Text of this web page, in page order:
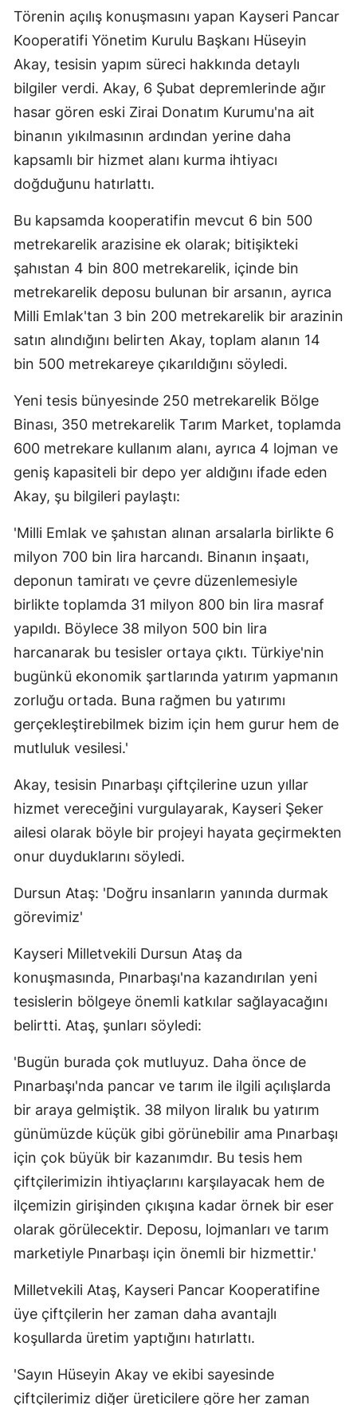
Törenin açılış konuşmasını yapan Kayseri Pancar
Kooperatifi Yönetim Kurulu Başkanı Hüseyin
Akay, tesisin yapım süreci hakkında detaylı
bilgiler verdi. Akay, 6 Şubat depremlerinde ağır
hasar gören eski Zirai Donatım Kurumu'na ait
binanın yıkılmasının ardından yerine daha
kapsamlı bir hizmet alanı kurma ihtiyacı
doğduğunu hatırlattı.
Bu kapsamda kooperatifin mevcut 6 bin 500
metrekarelik arazisine ek olarak; bitişikteki
şahıstan 4 bin 800 metrekarelik, içinde bin
metrekarelik deposu bulunan bir arsanın, ayrıca
Milli Emlak'tan 3 bin 200 metrekarelik bir arazinin
satın alındığını belirten Akay, toplam alanın 14
bin 500 metrekareye çıkarıldığını söyledi.
Yeni tesis bünyesinde 250 metrekarelik Bölge
Binası, 350 metrekarelik Tarım Market, toplamda
600 metrekare kullanım alanı, ayrıca 4 lojman ve
geniş kapasiteli bir depo yer aldığını ifade eden
Akay, şu bilgileri paylaştı:
'Milli Emlak ve şahıstan alınan arsalarla birlikte 6
milyon 700 bin lira harcandı. Binanın inşaatı,
deponun tamiratı ve çevre düzenlemesiyle
birlikte toplamda 31 milyon 800 bin lira masraf
yapıldı. Böylece 38 milyon 500 bin lira
harcanarak bu tesisler ortaya çıktı. Türkiye'nin
bugünkü ekonomik şartlarında yatırım yapmanın
zorluğu ortada. Buna rağmen bu yatırımı
gerçekleştirebilmek bizim için hem gurur hem de
mutluluk vesilesi.'
Akay, tesisin Pınarbaşı çiftçilerine uzun yıllar
hizmet vereceğini vurgulayarak, Kayseri Şeker
ailesi olarak böyle bir projeyi hayata geçirmekten
onur duyduklarını söyledi.
Dursun Ataş: 'Doğru insanların yanında durmak
görevimiz'
Kayseri Milletvekili Dursun Ataş da
konuşmasında, Pınarbaşı'na kazandırılan yeni
tesislerin bölgeye önemli katkılar sağlayacağını
belirtti. Ataş, şunları söyledi:
'Bugün burada çok mutluyuz. Daha önce de
Pınarbaşı'nda pancar ve tarım ile ilgili açılışlarda
bir araya gelmiştik. 38 milyon liralık bu yatırım
günümüzde küçük gibi görünebilir ama Pınarbaşı
için çok büyük bir kazanımdır. Bu tesis hem
çiftçilerimizin ihtiyaçlarını karşılayacak hem de
ilçemizin girişinden çıkışına kadar örnek bir eser
olarak görülecektir. Deposu, lojmanları ve tarım
marketiyle Pınarbaşı için önemli bir hizmettir.'
Milletvekili Ataş, Kayseri Pancar Kooperatifine
üye çiftçilerin her zaman daha avantajlı
koşullarda üretim yaptığını hatırlattı.
'Sayın Hüseyin Akay ve ekibi sayesinde
çiftçilerimiz diğer üreticilere göre her zaman